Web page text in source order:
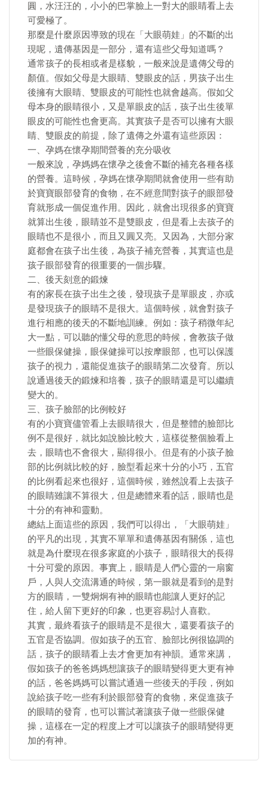
圓，水汪汪的，小小的巴掌臉上一對大的眼睛看上去
可愛極了。
那麼是什麼原因導致的現在「大眼萌娃」的不斷的出
現呢，遺傳基因是一部分，還有這些父母知道嗎？
通常孩子的長相或者是樣貌，一般來說是遺傳父母的
顏值。假如父母是大眼睛、雙眼皮的話，男孩子出生
後擁有大眼睛、雙眼皮的可能性也就會越高。假如父
母本身的眼睛很小，又是單眼皮的話，孩子出生後單
眼皮的可能性也會更高。其實孩子是否可以擁有大眼
睛、雙眼皮的前提，除了遺傳之外還有這些原因：
一、孕媽在懷孕期間營養的充分吸收
一般來說，孕媽媽在懷孕之後會不斷的補充各種各樣
的營養。這時候，孕媽在懷孕期間就會使用一些有助
於寶寶眼部發育的食物，在不經意間對孩子的眼部發
育就形成一個促進作用。因此，就會出現很多的寶寶
就算出生後，眼睛並不是雙眼皮，但是看上去孩子的
眼睛也不是很小，而且又圓又亮。又因為，大部分家
庭都會在孩子出生後，為孩子補充營養，其實這也是
孩子眼部發育的很重要的一個步驟。
二、後天刻意的鍛煉
有的家長在孩子出生之後，發現孩子是單眼皮，亦或
是發現孩子的眼睛不是很大。這個時候，就會對孩子
進行相應的後天的不斷地訓練。例如：孩子稍微年紀
大一點，可以聽的懂父母的意思的時候，會教孩子做
一些眼保健操，眼保健操可以按摩眼部，也可以保護
孩子的視力，還能促進孩子的眼睛第二次發育。所以
說通過後天的鍛煉和培養，孩子的眼睛還是可以繼續
變大的。
三、孩子臉部的比例較好
有的小寶寶儘管看上去眼睛很大，但是整體的臉部比
例不是很好，就比如說臉比較大，這樣從整個臉看上
去，眼睛也不會很大，顯得很小。但是有的小孩子臉
部的比例就比較的好，臉型看起來十分的小巧，五官
的比例看起來也很好，這個時候，雖然說看上去孩子
的眼睛雖讓不算很大，但是總體來看的話，眼睛也是
十分的有神和靈動。
總結上面這些的原因，我們可以得出，「大眼萌娃」
的平凡的出現，其實不單單和遺傳基因有關係，這也
就是為什麼現在很多家庭的小孩子，眼睛很大的長得
十分可愛的原因。事實上，眼睛是人們心靈的一扇窗
戶，人與人交流溝通的時候，第一眼就是看到的是對
方的眼睛，一雙炯炯有神的眼睛也能讓人更好的記
住，給人留下更好的印象，也更容易討人喜歡。
其實，最終看孩子的眼睛是不是很大，還要看孩子的
五官是否協調。假如孩子的五官、臉部比例很協調的
話，孩子的眼睛看上去才會更加有神韻。通常來講，
假如孩子的爸爸媽媽想讓孩子的眼睛變得更大更有神
的話，爸爸媽媽可以嘗試通過一些後天的手段，例如
說給孩子吃一些有利於眼部發育的食物，來促進孩子
的眼睛的發育，也可以嘗試著讓孩子做一些眼保健
操，這樣在一定的程度上才可以讓孩子的眼睛變得更
加的有神。